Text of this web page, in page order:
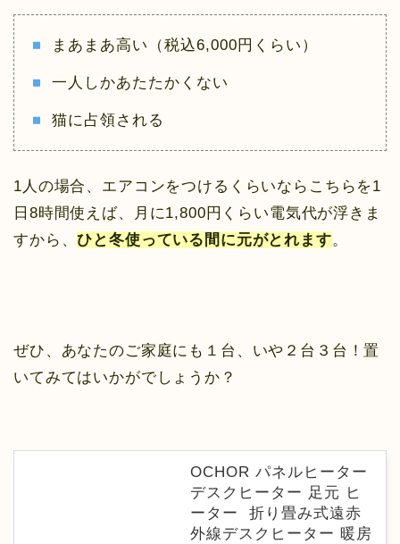
まあまあ高い（税込6,000円くらい）
一人しかあたたかくない
猫に占領される
1人の場合、エアコンをつけるくらいならこちらを1
日8時間使えば、月に1,800円くらい電気代が浮きま
すから、ひと冬使っている間に元がとれます。
ぜひ、あなたのご家庭にも１台、いや２台３台！置
いてみてはいかがでしょうか？
OCHOR パネルヒーター
デスクヒーター 足元 ヒ
ーター 折り畳み式遠赤
外線デスクヒーター 暖房